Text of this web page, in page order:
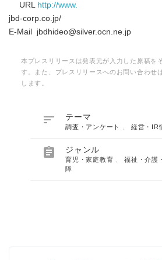
URL http://www.
jbd-corp.co.jp/
E-Mail jbdhideo@silver.ocn.ne.jp
本プレスリリースは発表元が入力した原稿を
す。また、プレスリリースへのお問い合わせ
します。
 テーマ
調査・アンケート 、経営・IR
 ジャンル
育児・家庭教育 、福祉・介護
障